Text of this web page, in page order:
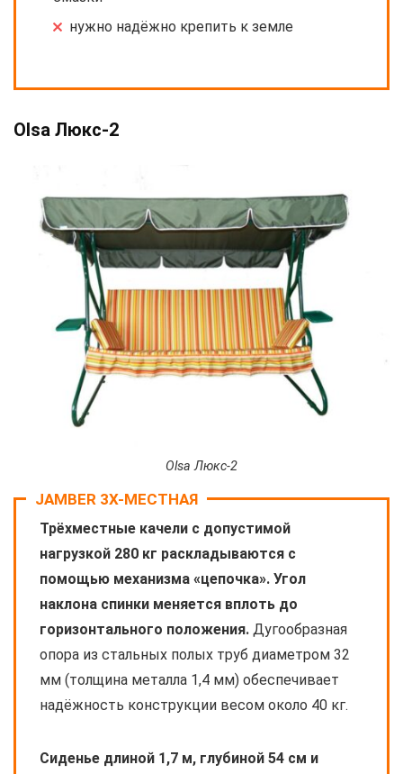
нужно надёжно крепить к земле
Olsa Люкс-2
Olsa Люкс-2
JAMBER 3Х-МЕСТНАЯ
Трёхместные качели с допустимой
нагрузкой 280 кг раскладываются с
помощью механизма «цепочка». Угол
наклона спинки меняется вплоть до
горизонтального положения. Дугообразная
опора из стальных полых труб диаметром 32
мм (толщина металла 1,4 мм) обеспечивает
надёжность конструкции весом около 40 кг.
Сиденье длиной 1,7 м, глубиной 54 см и